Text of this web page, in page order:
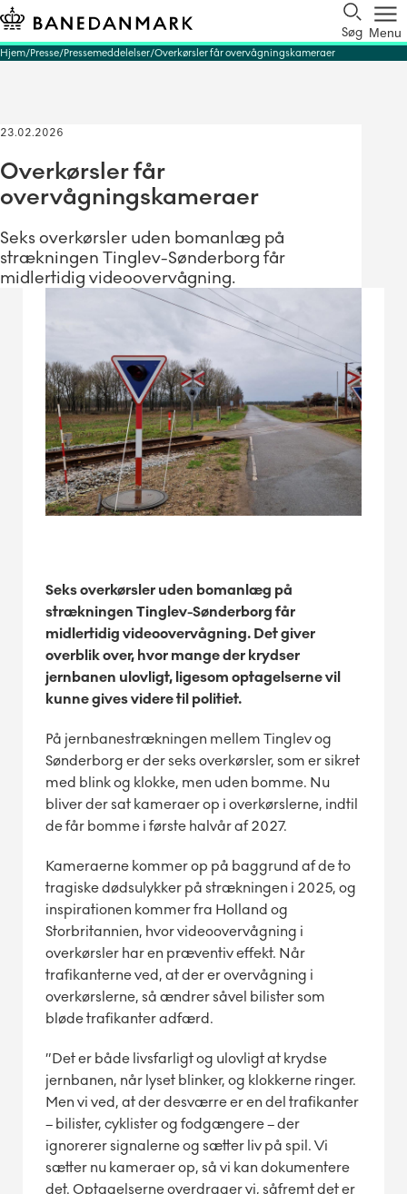
Søg Menu
Hjem Presse Pressemeddelelser Overkørsler får overvågningskameraer
23.02.2026
Overkørsler får
overvågningskameraer
Seks overkørsler uden bomanlæg på
strækningen Tinglev-Sønderborg får
midlertidig videoovervågning.
Seks overkørsler uden bomanlæg på
strækningen Tinglev-Sønderborg får
midlertidig videoovervågning. Det giver
overblik over, hvor mange der krydser
jernbanen ulovligt, ligesom optagelserne vil
kunne gives videre til politiet.
På jernbanestrækningen mellem Tinglev og
Sønderborg er der seks overkørsler, som er sikret
med blink og klokke, men uden bomme. Nu
bliver der sat kameraer op i overkørslerne, indtil
de får bomme i første halvår af 2027.
Kameraerne kommer op på baggrund af de to
tragiske dødsulykker på strækningen i 2025, og
inspirationen kommer fra Holland og
Storbritannien, hvor videoovervågning i
overkørsler har en præventiv effekt. Når
trafikanterne ved, at der er overvågning i
overkørslerne, så ændrer såvel bilister som
bløde trafikanter adfærd.
”Det er både livsfarligt og ulovligt at krydse
jernbanen, når lyset blinker, og klokkerne ringer.
Men vi ved, at der desværre er en del trafikanter
– bilister, cyklister og fodgængere – der
ignorerer signalerne og sætter liv på spil. Vi
sætter nu kameraer op, så vi kan dokumentere
det. Optagelserne overdrager vi, såfremt det er